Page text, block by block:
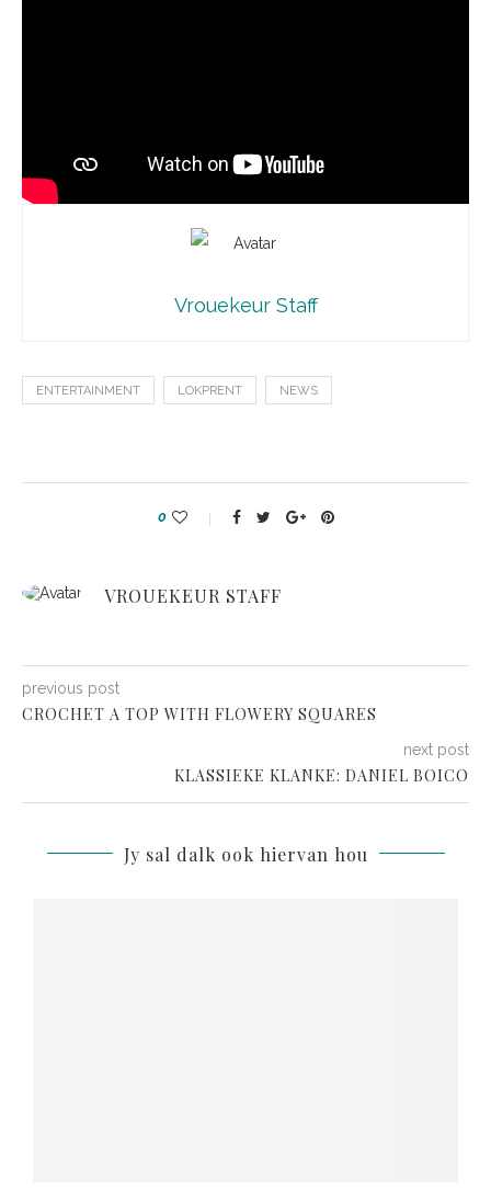
Vrouekeur Staff
ENTERTAINMENT LOKPRENT NEWS
0
VROUEKEUR STAFF
previous post
CROCHET A TOP WITH FLOWERY SQUARES
next post
KLASSIEKE KLANKE: DANIEL BOICO
Jy sal dalk ook hiervan hou